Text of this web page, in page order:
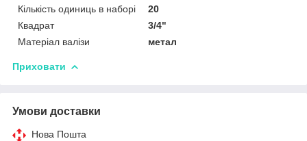
Кількість одиниць в наборі
20
Квадрат
3/4"
Матеріал валізи
метал
Приховати
Умови доставки
Нова Пошта